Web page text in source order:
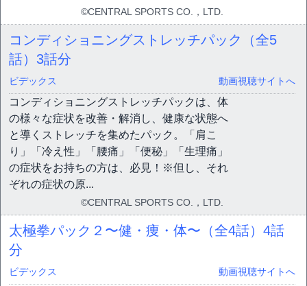
©CENTRAL SPORTS CO.，LTD.
コンディショニングストレッチパック（全5
話） 3話分
ビデックス 動画視聴サイトへ
コンディショニングストレッチパックは、体
の様々な症状を改善・解消し、健康な状態へ
と導くストレッチを集めたパック。「肩こ
り」「冷え性」「腰痛」「便秘」「生理痛」
の症状をお持ちの方は、必見！※但し、それ
ぞれの症状の原...
©CENTRAL SPORTS CO.，LTD.
太極拳パック２〜健・痩・体〜（全4話） 4話
分
ビデックス 動画視聴サイトへ